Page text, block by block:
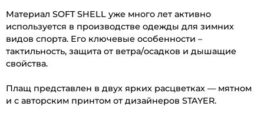
Материал SOFT SHELL уже много лет активно
используется в производстве одежды для зимних
видов спорта. Его ключевые особенности –
тактильность, защита от ветра/осадков и дышащие
свойства.
Плащ представлен в двух ярких расцветках — мятном
и с авторским принтом от дизайнеров STAYER.